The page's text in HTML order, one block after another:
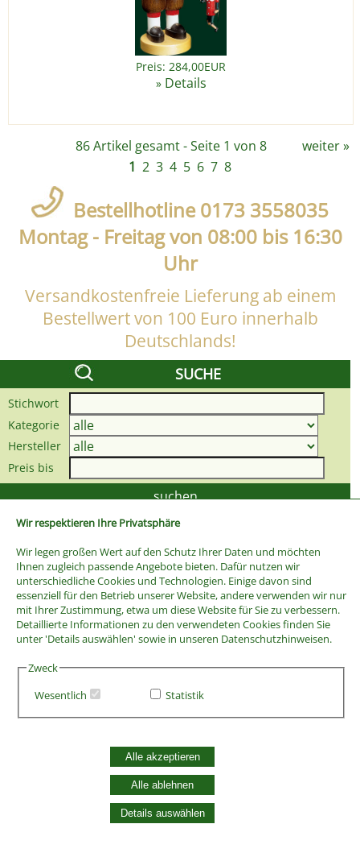
Wir respektieren Ihre Privatsphäre
Wir legen großen Wert auf den Schutz Ihrer Daten und möchten
Ihnen zugleich passende Angebote bieten. Dafür nutzen wir
unterschiedliche Cookies und Technologien. Einige davon sind
essenziell für den Betrieb unserer Website, andere verwenden wir nur
mit Ihrer Zustimmung, etwa um diese Website für Sie zu verbessern.
Detaillierte Informationen zu den verwendeten Cookies finden Sie
unter 'Details auswählen' sowie in unseren Datenschutzhinweisen.
Zweck
Wesentlich
Statistik
Alle akzeptieren
Alle ablehnen
Details auswählen
Preis: 284,00EUR
» Details
86 Artikel gesamt - Seite 1 von 8 weiter»
1 2 3 4 5 6 7 8
Bestellhotline 0173 3558035
Montag - Freitag von 08:00 bis 16:30
Uhr
Versandkostenfreie Lieferung ab einem
Bestellwert von 100 Euro innerhalb
Deutschlands!
SUCHE
Stichwort
Kategorie
Hersteller
Preis bis
AGB
Vertrag widerrufen
Datenschutzerklärung
Zahlung und Versand
Batterieentsorgung
Widerruf Cookie-Einwilligung